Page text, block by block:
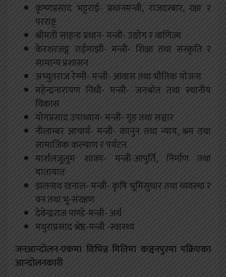
कृष्णप्रसाद भट्टराई- प्रधानमन्त्री, राजदरबार, रक्षा र
परराष्ट्र
श्रीमती साहना प्रधान- मन्त्री- उद्योग र वाणिज्य
केरशरजङ्ग राईमाझी- मन्त्री- शिक्षा तथा संस्कृति र
सामान्य प्रशासन
अच्युतराज रेग्मी- मन्त्री- आवास तथा भौतिक योजना
महेन्द्रनारायण निधी- मन्त्री- जनश्रोत तथा स्थानीय
विकास
योगप्रसाद उपाध्याय- मन्त्री- गृह तथा सञ्चार
नीलाम्बर आचार्य- मन्त्री- कानुन तथा न्याय, श्रम तथा
सामाजिक कल्याण र पर्यटन
मार्शलजुलुम शाक्य- मन्त्री-आपुर्ति, निर्माण तथा
यातायात
झलनाथ खनाल- मन्त्री- कृषि भूमिसुधार तथा व्यवस्था र
वन तथा भू-संरक्षण
देवेन्द्रराज पाण्डे-मन्त्री- अर्थ
मथुराप्रसाद श्रेष्ठ-मन्त्री -स्वास्थ्य
जनआन्दोलन-एकमा विभिन्न मितिमा कञ्चनपुरमा पक्रिएका
आन्दोलनकारी